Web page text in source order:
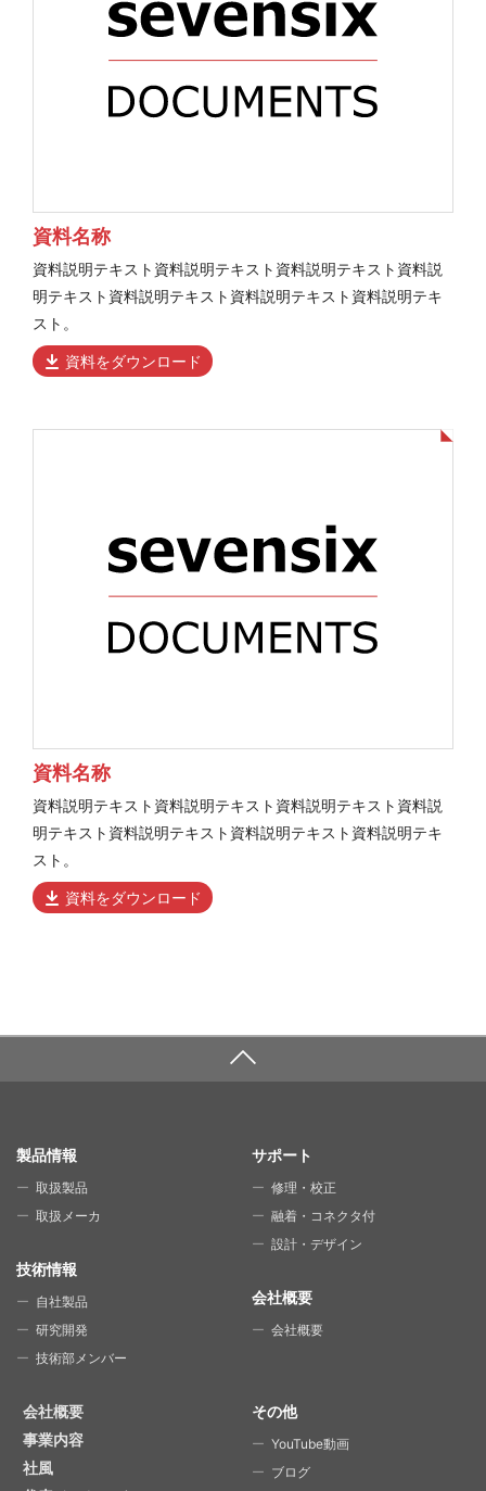
資料名称
資料説明テキスト資料説明テキスト資料説明テキスト資料説
明テキスト資料説明テキスト資料説明テキスト資料説明テキ
スト。
資料をダウンロード
資料名称
資料説明テキスト資料説明テキスト資料説明テキスト資料説
明テキスト資料説明テキスト資料説明テキスト資料説明テキ
スト。
資料をダウンロード
SITE MAP
製品情報
取扱製品
取扱メーカ
技術情報
自社製品
研究開発
技術部メンバー
サポート
修理・校正
融着・コネクタ付
設計・デザイン
会社概要
会社概要
会社概要
事業内容
社風
その他
YouTube動画
ブログ